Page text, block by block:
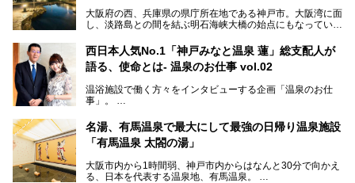
の観光スポットをピックアップ。温泉やご当地グルメなどを
盛り込んだ日帰り観光モデルコースも紹介しているので、ぜ
大阪府の西、兵庫県の県庁所在地である神戸市。大阪湾に面
し、淡路島との間を結ぶ明石海峡大橋の始点にもなっていま
華街をはじめ、きらびやかに発展したハーバーランドなど、
人気観光スポットもめじろ押しです。
そして、温泉好きの視点から見ると、神戸市といえば何とい
湯です。そのお湯をリーズナブルに体験できる健康ランドや
スーパー銭湯があったら……。今回はそんな希望に沿う施設
きます！
西日本人気No.1「神戸みなと温泉 蓮」総支配人が
語る、使命とは- 温泉のお仕事 vol.02
温浴施設で働く方々をインタビューする企画「温泉のお仕
事」。
ング西日本1位、2年連続「ベストオブ宿泊賞」に輝いた
「神戸みなと温泉 蓮」の魅力に迫りました！
名湯、有馬温泉で最大にして最強の日帰り温泉施設
「有馬温泉 太閤の湯」
大阪市内から1時間弱、神戸市内からはなんと30分で向かえ
る、日本を代表する温泉地、有馬温泉。